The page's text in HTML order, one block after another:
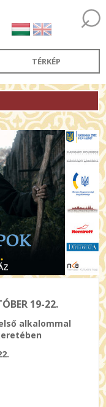
TÉRKÉP
19-22.
alkalommal